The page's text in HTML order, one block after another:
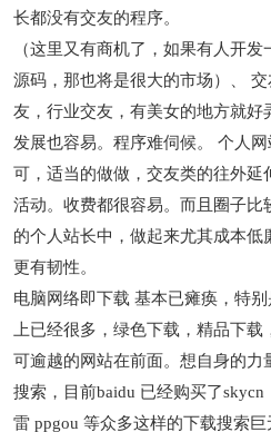
长都没有交友的程序。
（这里又有商机了，如果有人开
源码，那也将是很大的市场）、
友，行业交友，有美女的地方就好
发展也容易。程序难伺候。 个人
可，适当的做做，交友类的往外延
活动。收费都很容易。而且圈子比
的个人站长中，做起来尤其成本
更有韧性。
电脑网络即下载 基本已瘫痪，特
上已经很多，绿色下载，精品下
可逾越的网站在前面。想自身的力
搜索，目前baidu 已经购买了
雷 ppgou 等众多这样的下载搜索